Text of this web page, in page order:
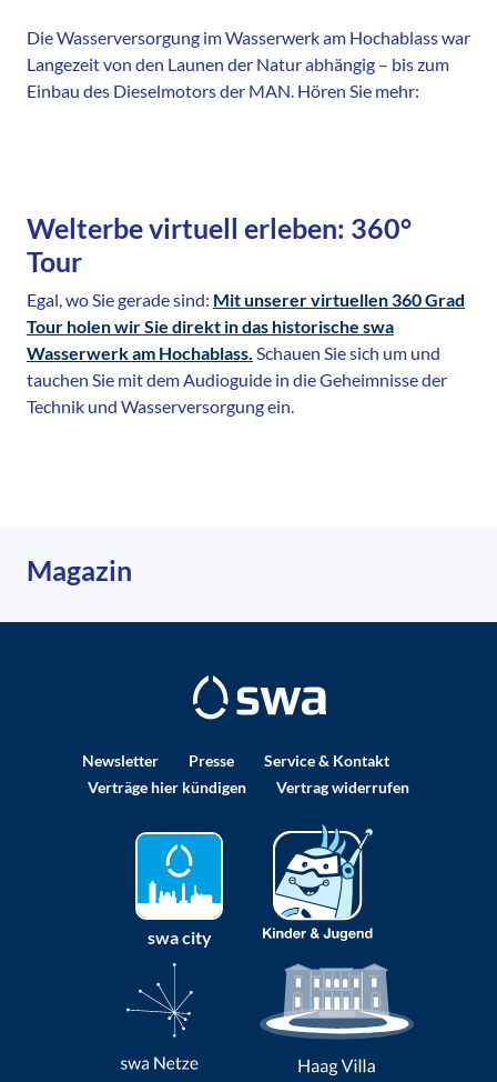
Die Wasserversorgung im Wasserwerk am Hochablass war
Langezeit von den Launen der Natur abhängig – bis zum
Einbau des Dieselmotors der MAN. Hören Sie mehr:
Welterbe virtuell erleben: 360°
Tour
Egal, wo Sie gerade sind: Mit unserer virtuellen 360 Grad
Tour holen wir Sie direkt in das historische swa
Wasserwerk am Hochablass. Schauen Sie sich um und
tauchen Sie mit dem Audioguide in die Geheimnisse der
Technik und Wasserversorgung ein.
Magazin
Newsletter Presse
Service & Kontakt
Verträge hier kündigen
Vertrag widerrufen
swa city